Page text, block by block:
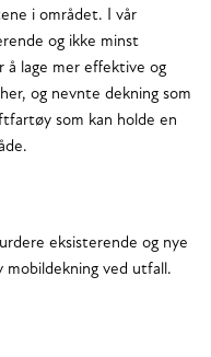
i området. I vår
og ikke minst
lage mer effektive og
og nevnte dekning som
som kan holde en
eksisterende og nye
mobildekning ved utfall.